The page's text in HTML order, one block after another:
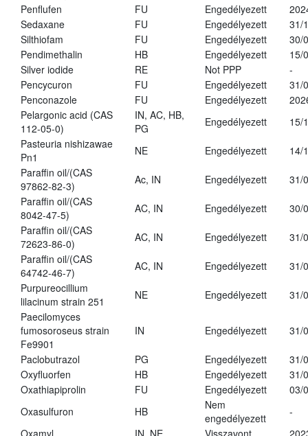
Penflufen FU Engedélyezett
Sedaxane
FU Engedélyezett
31/
Silthiofam
FU Engedélyezett
30/
Pendimethalin
HB Engedélyezett
15/
Silver iodide
RE Not PPP
-
Pencycuron
FU Engedélyezett
31/
Penconazole
FU Engedélyezett
Pelargonic acid (CAS
112-05-0)
IN, AC, HB,
PG
Engedélyezett
15/
Pasteuria nishizawae
Pn1
NE Engedélyezett
14/
Paraffin oil/(CAS
97862-82-3)
Ac, IN Engedélyezett
31/
Paraffin oil/(CAS
8042-47-5)
AC, IN Engedélyezett
30/
Paraffin oil/(CAS
72623-86-0)
AC, IN Engedélyezett
31/
Paraffin oil/(CAS
64742-46-7)
AC, IN Engedélyezett
31/
Purpureocillium
lilacinum strain 251
NE Engedélyezett
31/
Paecilomyces
fumosoroseus strain
Fe9901
IN Engedélyezett 31/
Paclobutrazol PG Engedélyezett
31/
Oxyfluorfen
HB Engedélyezett
31/
Oxathiapiprolin
FU Engedélyezett
03/
Oxasulfuron
HB
Nem
engedélyezett
-